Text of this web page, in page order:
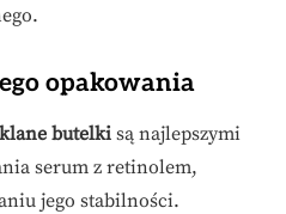
opakowania
butelki są najlepszymi
serum z retinolem,
jego stabilności.